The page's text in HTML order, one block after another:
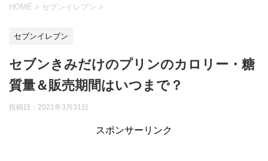
HOME > セブンイレブン >
セブンイレブン
セブンきみだけのプリンのカロリー・糖
質量＆販売期間はいつまで？
投稿日： 2021年3月31日
スポンサーリンク